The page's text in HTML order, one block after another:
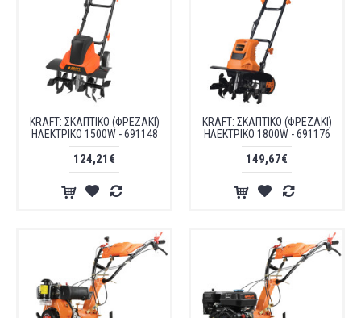
KRAFT: ΣΚΑΠΤΙΚΟ (ΦΡΕΖΑΚΙ)
ΗΛΕΚΤΡΙΚΟ 1500W - 691148
124,21€
KRAFT: ΣΚΑΠΤΙΚΟ (ΦΡΕΖΑΚΙ)
ΗΛΕΚΤΡΙΚΟ 1800W - 691176
149,67€